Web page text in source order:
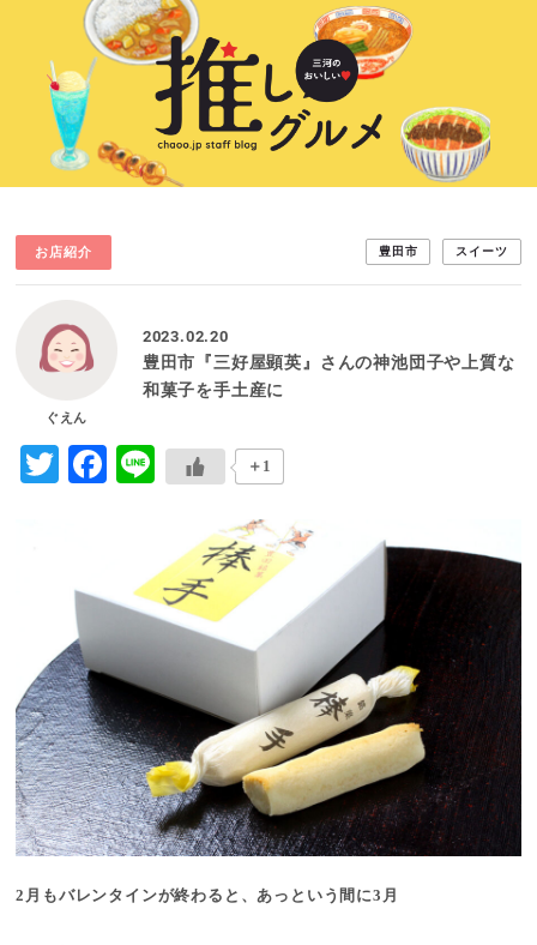
お店紹介 豊田市 スイーツ
ぐえん
2023.02.20
豊田市『三好屋顕英』さんの神池団子や上質な
和菓子を手土産に
Twitter
Facebook
Line ＋1
2月もバレンタインが終わると、あっという間に3月